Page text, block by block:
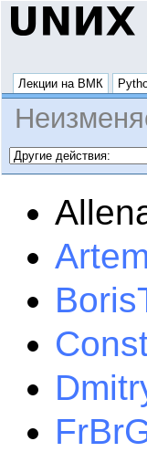
Лекции на ВМК